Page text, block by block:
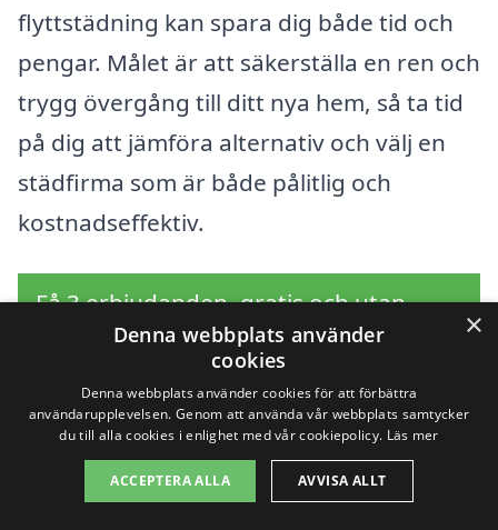
flyttstädning kan spara dig både tid och
pengar. Målet är att säkerställa en ren och
trygg övergång till ditt nya hem, så ta tid
på dig att jämföra alternativ och välj en
städfirma som är både pålitlig och
kostnadseffektiv.
Få 3 erbjudanden, gratis och utan
förpliktelser
Sök efter en
professionell för
×
Denna webbplats använder
cookies
Denna webbplats använder cookies för att förbättra
användarupplevelsen. Genom att använda vår webbplats samtycker
du till alla cookies i enlighet med vår cookiepolicy. Läs mer
ACCEPTERA ALLA AVVISA ALLT